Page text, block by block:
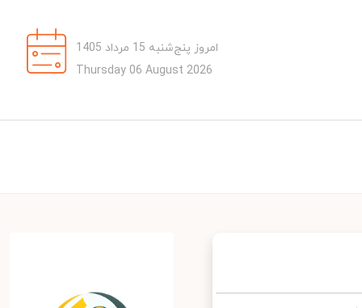
امروز پنج‌شنبه 15 مرداد 1405
Thursday 06 August 2026